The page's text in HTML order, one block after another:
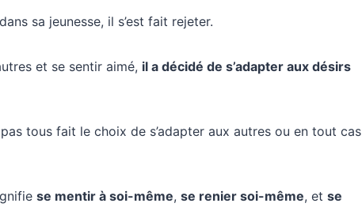
sa jeunesse, il s’est fait rejeter.
et se sentir aimé, il a décidé de s’adapter aux désirs
tous fait le choix de s’adapter aux autres ou en tout cas
se mentir à soi-même, se renier soi-même, et se